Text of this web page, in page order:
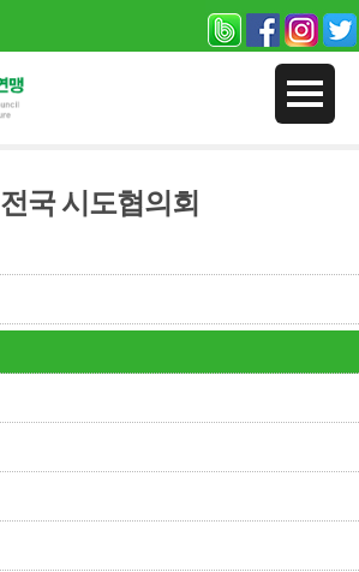
전국 시도협의회